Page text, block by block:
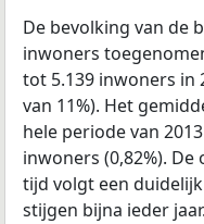
De bevolking van de
inwoners
tot 5.139 inwoners in
van 11%). Het
hele periode van
inwoners (0,82%).
tijd volgt een
stijgen bijna ieder jaar.